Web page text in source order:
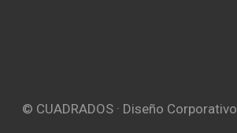
© CUADRADOS · Diseño Corporativo